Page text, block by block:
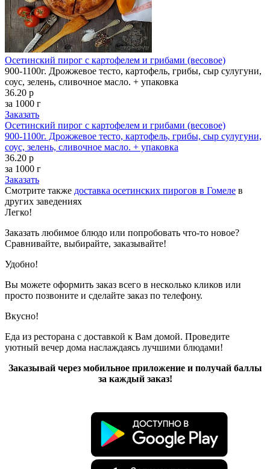
Осетинский пирог с картофелем и грибами (весовое)
900-1100г. Дрожжевое тесто, картофель, грибы, сыр сулугуни,
соус, зелень, сливочное масло. + упаковка
36.20 р
за 1000 г
Заказать
Осетинский пирог с картофелем и грибами (весовое)
900-1100г. Дрожжевое тесто, картофель, грибы, сыр сулугуни,
соус, зелень, сливочное масло. + упаковка
36.20 р
за 1000 г
Заказать
Смотрите также доставка осетинских пирогов в Гомеле в
других заведениях
Легко!
Заказать любимое блюдо или попробовать что-то новое?
Сравнивайте, выбирайте, заказывайте!
Удобно!
Вы можете оформить заказ всего в несколько кликов или
просто позвоните и сделайте заказ по телефону.
Вкусно!
Еда из ресторана с доставкой к Вам домой. Проведите
уютный вечер дома наслаждаясь лучшими блюдами!
Заказывай через мобильное приложение и получай баллы
за каждый заказ!